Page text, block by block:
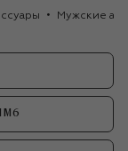
Мужские